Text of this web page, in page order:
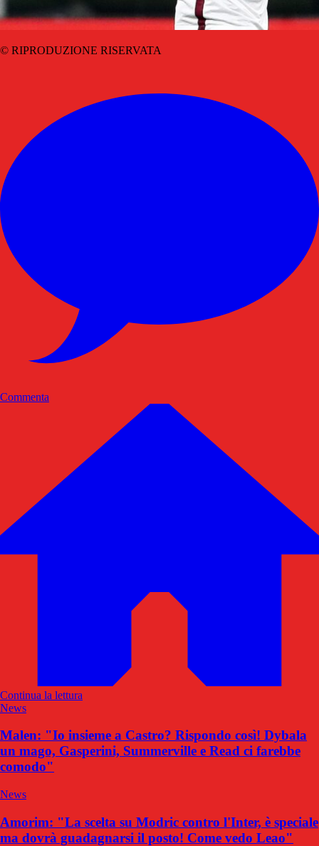
© RIPRODUZIONE RISERVATA
Commenta
Continua la lettura
News
Malen: "Io insieme a Castro? Rispondo così! Dybala
un mago, Gasperini, Summerville e Read ci farebbe
comodo"
News
Amorim: "La scelta su Modric contro l'Inter, è speciale
ma dovrà guadagnarsi il posto! Come vedo Leao"